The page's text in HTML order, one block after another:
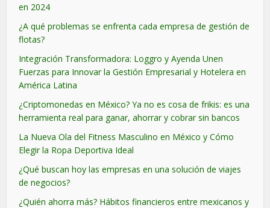
en 2024
¿A qué problemas se enfrenta cada empresa de gestión de
flotas?
Integración Transformadora: Loggro y Ayenda Unen
Fuerzas para Innovar la Gestión Empresarial y Hotelera en
América Latina
¿Criptomonedas en México? Ya no es cosa de frikis: es una
herramienta real para ganar, ahorrar y cobrar sin bancos
La Nueva Ola del Fitness Masculino en México y Cómo
Elegir la Ropa Deportiva Ideal
¿Qué buscan hoy las empresas en una solución de viajes
de negocios?
¿Quién ahorra más? Hábitos financieros entre mexicanos y